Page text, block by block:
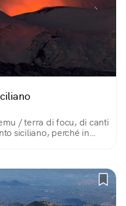
/ terra di focu, di canti
siciliano, perché in